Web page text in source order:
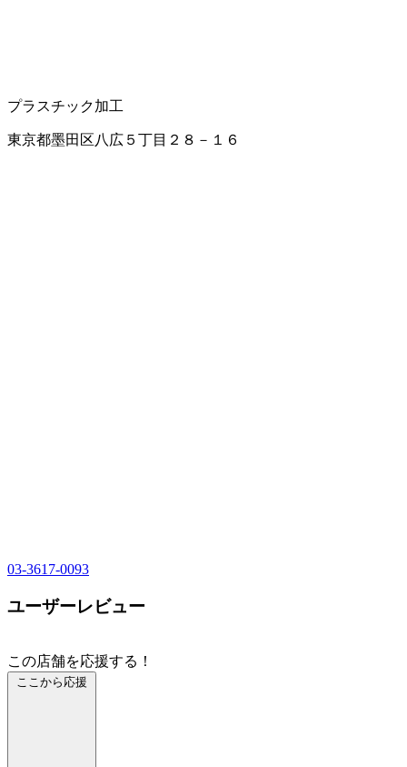
プラスチック加工
東京都墨田区八広５丁目２８－１６
03-3617-0093
ユーザーレビュー
この店舗を応援する！
ここから応援